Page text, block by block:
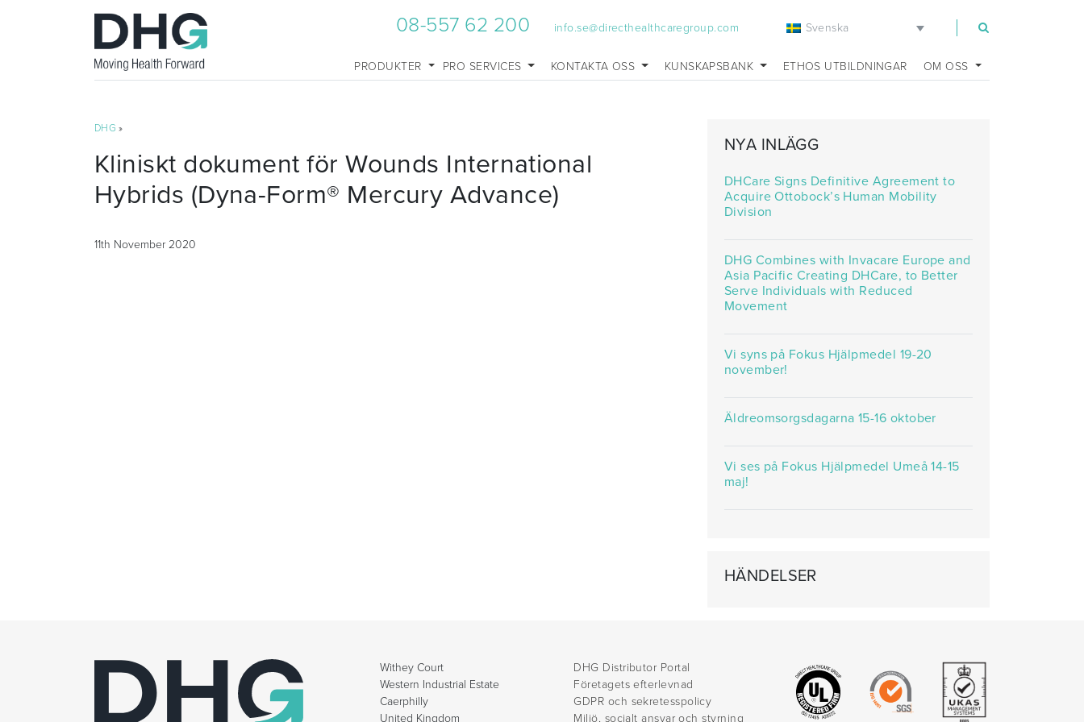
08-557 62 200 info.se@directhealthcaregroup.com Svenska
PRODUKTER PRO SERVICES KONTAKTA OSS KUNSKAPSBANK ETHOS UTBILDNINGAR OM OSS
DHG »
Kliniskt dokument för Wounds International
Hybrids (Dyna-Form® Mercury Advance)
11th November 2020
NYA INLÄGG
DHCare Signs Definitive Agreement to
Acquire Ottobock’s Human Mobility
Division
DHG Combines with Invacare Europe and
Asia Pacific Creating DHCare, to Better
Serve Individuals with Reduced
Movement
Vi syns på Fokus Hjälpmedel 19-20
november!
Äldreomsorgsdagarna 15-16 oktober
Vi ses på Fokus Hjälpmedel Umeå 14-15
maj!
HÄNDELSER
Withey Court
Western Industrial Estate
Caerphilly
United Kingdom
DHG Distributor Portal
Företagets efterlevnad
GDPR och sekretesspolicy
Miljö, socialt ansvar och styrning